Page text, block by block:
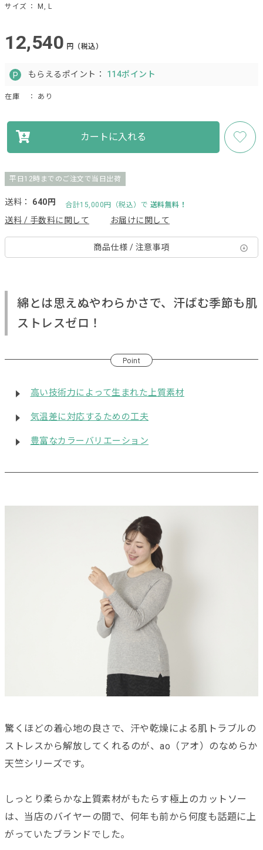
サイズ ： M, L
12,540 円（税込）
もらえるポイント： 114ポイント
在庫 ： あり
カートに入れる
平日12時までのご注文で当日出荷
送料： 640円 合計15,000円（税込）で 送料無料！
送料 / 手数料に関して お届けに関して
商品仕様 / 注意事項
綿とは思えぬやわらかさで、汗ばむ季節も肌
ストレスゼロ！
Point
高い技術力によって生まれた上質素材
気温差に対応するための工夫
豊富なカラーバリエーション
驚くほどの着心地の良さで、汗や乾燥による肌トラブルの
ストレスから解放してくれるのが、ao（アオ）のなめらか
天竺シリーズです。
しっとり柔らかな上質素材がもたらす極上のカットソー
は、当店のバイヤーの間で、何年も前から何度も話題に上
がっていたブランドでした。